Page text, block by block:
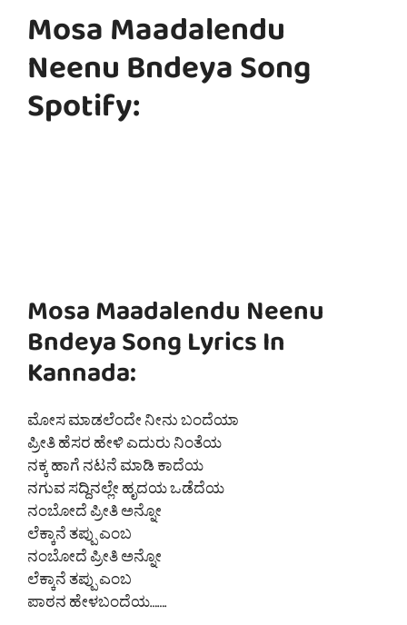
Mosa Maadalendu
Neenu Bndeya Song
Spotify:
Mosa Maadalendu Neenu
Bndeya Song Lyrics In
Kannada:
ಮೋಸ ಮಾಡಲೆಂದೇ ನೀನು ಬಂದೆಯಾ
ಪ್ರೀತಿ ಹೆಸರ ಹೇಳಿ ಎದುರು ನಿಂತೆಯ
ನಕ್ಕ ಹಾಗೆ ನಟನೆ ಮಾಡಿ ಕಾದೆಯ
ನಗುವ ಸದ್ದಿನಲ್ಲೇ ಹೃದಯ ಒಡೆದೆಯ
ನಂಬೋದೆ ಪ್ರೀತಿ ಅನ್ನೋ
ಲೆಕ್ಕಾನೆ ತಪ್ಪು ಎಂಬ
ನಂಬೋದೆ ಪ್ರೀತಿ ಅನ್ನೋ
ಲೆಕ್ಕಾನೆ ತಪ್ಪು ಎಂಬ
ಪಾಠನ ಹೇಳಬಂದೆಯ…….